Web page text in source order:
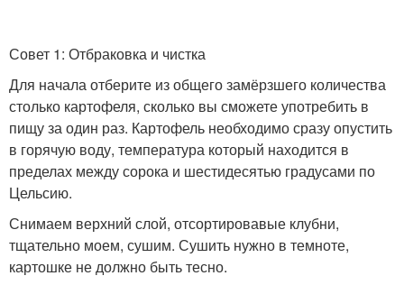
Совет 1: Отбраковка и чистка
Для начала отберите из общего замёрзшего количества
столько картофеля, сколько вы сможете употребить в
пищу за один раз. Картофель необходимо сразу опустить
в горячую воду, температура который находится в
пределах между сорока и шестидесятью градусами по
Цельсию.
Снимаем верхний слой, отсортировавые клубни,
тщательно моем, сушим. Сушить нужно в темноте,
картошке не должно быть тесно.